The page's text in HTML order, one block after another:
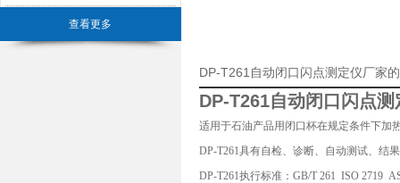
查看更多
DP-T261自动闭口闪点测定仪厂家
DP-T261自动闭口闪点测
适用于石油产品用闭口杯在规定条件下加
DP-T261具有自检、诊断、自动测试、结
DP-T261执行标准：GB/T 261 ISO 2719